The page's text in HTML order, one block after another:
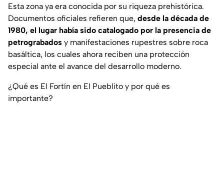
Esta zona ya era conocida por su riqueza prehistórica.
Documentos oficiales refieren que, desde la década de
1980, el lugar había sido catalogado por la presencia de
petrograbados y manifestaciones rupestres sobre roca
basáltica, los cuales ahora reciben una protección
especial ante el avance del desarrollo moderno.
¿Qué es El Fortín en El Pueblito y por qué es
importante?